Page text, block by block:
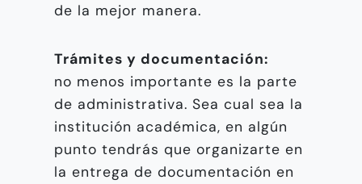
de la mejor manera.
Trámites y documentación:
no menos importante es la parte
de administrativa. Sea cual sea la
institución académica, en algún
punto tendrás que organizarte en
la entrega de documentación en